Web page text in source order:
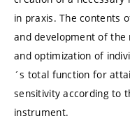
in praxis. The contents
and development of the
and optimization of
´s total function for
sensitivity according to
instrument.